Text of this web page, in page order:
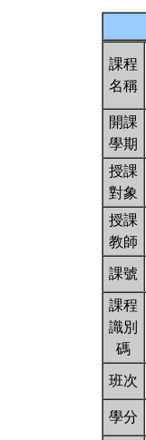
課程
名稱
開課
學期
授課
對象
授課
教師
課號
課程
識別
碼
班次
學分